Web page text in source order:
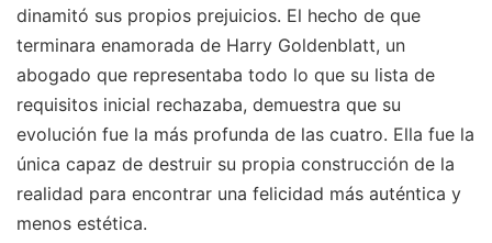
dinamitó sus propios prejuicios. El hecho de que
terminara enamorada de Harry Goldenblatt, un
abogado que representaba todo lo que su lista de
requisitos inicial rechazaba, demuestra que su
evolución fue la más profunda de las cuatro. Ella fue la
única capaz de destruir su propia construcción de la
realidad para encontrar una felicidad más auténtica y
menos estética.